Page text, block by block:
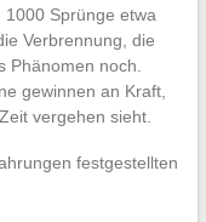
Sprünge etwa
Verbrennung, die
Phänomen noch.
gewinnen an Kraft,
vergehen sieht.
festgestellten